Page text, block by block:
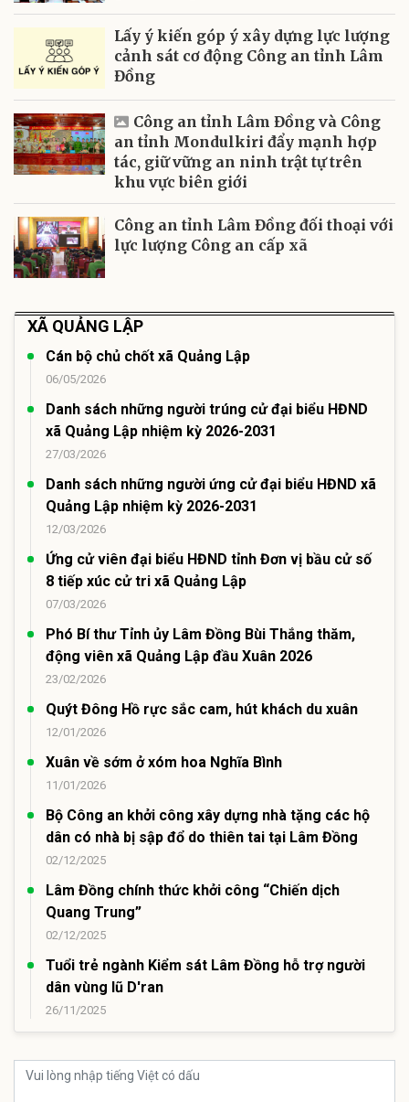
Lấy ý kiến góp ý xây dựng lực lượng
cảnh sát cơ động Công an tỉnh Lâm
Đồng
Công an tỉnh Lâm Đồng và Công
an tỉnh Mondulkiri đẩy mạnh hợp
tác, giữ vững an ninh trật tự trên
khu vực biên giới
Công an tỉnh Lâm Đồng đối thoại với
lực lượng Công an cấp xã
XÃ QUẢNG LẬP
Cán bộ chủ chốt xã Quảng Lập
06/05/2026
Danh sách những người trúng cử đại biểu HĐND
xã Quảng Lập nhiệm kỳ 2026-2031
27/03/2026
Danh sách những người ứng cử đại biểu HĐND xã
Quảng Lập nhiệm kỳ 2026-2031
12/03/2026
Ứng cử viên đại biểu HĐND tỉnh Đơn vị bầu cử số
8 tiếp xúc cử tri xã Quảng Lập
07/03/2026
Phó Bí thư Tỉnh ủy Lâm Đồng Bùi Thắng thăm,
động viên xã Quảng Lập đầu Xuân 2026
23/02/2026
Quýt Đông Hồ rực sắc cam, hút khách du xuân
12/01/2026
Xuân về sớm ở xóm hoa Nghĩa Bình
11/01/2026
Bộ Công an khởi công xây dựng nhà tặng các hộ
dân có nhà bị sập đổ do thiên tai tại Lâm Đồng
02/12/2025
Lâm Đồng chính thức khởi công “Chiến dịch
Quang Trung”
02/12/2025
Tuổi trẻ ngành Kiểm sát Lâm Đồng hỗ trợ người
dân vùng lũ D'ran
26/11/2025